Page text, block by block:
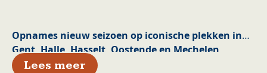
Opnames nieuw seizoen op iconische plekken in
Gent, Halle, Hasselt, Oostende en Mechelen
Lees meer over Mijn Restaurant